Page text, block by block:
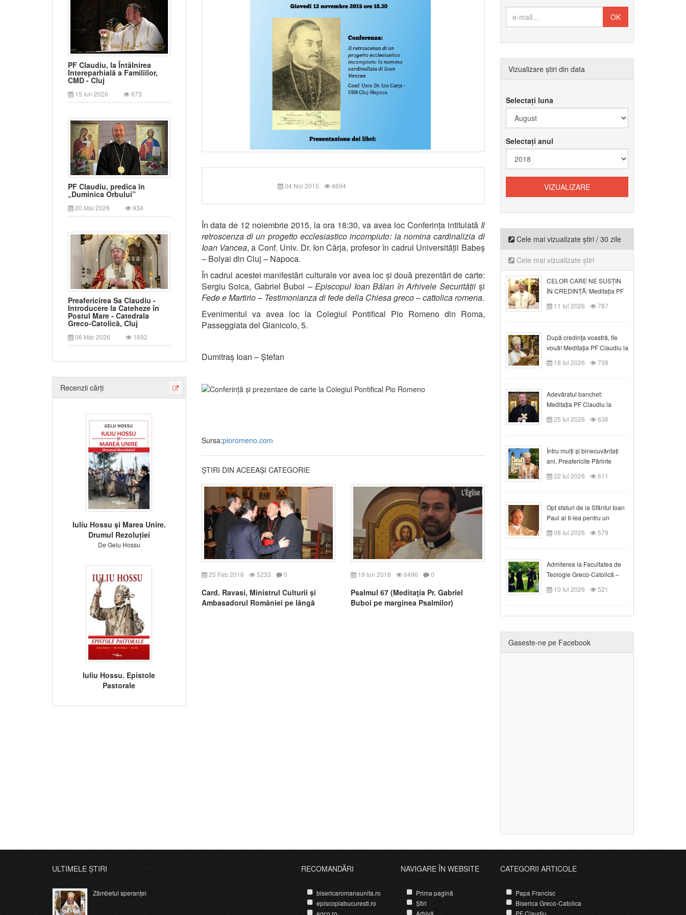
PF Claudiu, la Întâlnirea
Intereparhială a Familiilor,
CMD - Cluj
15 Iun 2026 673
PF Claudiu, predica în
„Duminica Orbului”
20 Mai 2026 934
Preafericirea Sa Claudiu -
Introducere la Cateheze în
Postul Mare - Catedrala
Greco-Catolică, Cluj
06 Mar 2026 1692
Recenzii cărți
Iuliu Hossu și Marea Unire.
Drumul Rezoluției
De Gelu Hossu
Iuliu Hossu. Epistole
Pastorale
04 Noi 2015 4694
În data de 12 noiembrie 2015, la ora 18:30, va avea loc Conferința intitulată Il
retroscenza di un progetto ecclesiastico incompiuto: la nomina cardinalizia di
Ioan Vancea, a Conf. Univ. Dr. Ion Cârja, profesor în cadrul Universității Babeș
– Bolyai din Cluj – Napoca.
În cadrul acestei manifestări culturale vor avea loc și două prezentări de carte:
Sergiu Soica, Gabriel Buboi –Episcopul Ioan Bălan în Arhivele Securitățiiși
Fede e Martirio – Testimonianza di fede della Chiesa greco – cattolica romena.
Evenimentul va avea loc la Colegiul Pontifical Pio Romeno din Roma,
Passeggiata del Gianicolo, 5.
Dumitraș Ioan – Ștefan
Sursa:pioromeno.com
ȘTIRI DIN ACEEAȘI CATEGORIE
25 Feb 2016 5233 0
Card. Ravasi, Ministrul Culturii și
Ambasadorul României pe lângă
19 Iun 2016 6496 0
Psalmul 67 (Meditaţia Pr. Gabriel
Buboi pe marginea Psalmilor)
Vizualizare știri din data
Selectați luna
Selectați anul
Cele mai vizualizate știri / 30 zile
Cele mai vizualizate știri
CELOR CARE NE SUSȚIN
ÎN CREDINȚĂ: Meditația PF
Claudiu la Duminica a VI-a
după Rusalii
11 Iul 2026 787
După credinţa voastră, fie
vouă! Meditația PF Claudiu la
duminica a VII-a după Rusalii
18 Iul 2026 738
Adevăratul banchet:
Meditația PF Claudiu la
Duminica a VIII-a după
Rusalii
25 Iul 2026 636
Întru mulți și binecuvântați
ani, Preafericite Părinte
Claudiu!
22 Iul 2026 611
Opt sfaturi de la Sfântul Ioan
Paul al II-lea pentru un
creștin
08 Iul 2026 579
Admiterea la Facultatea de
Teologie Greco-Catolică –
Departamentul Blaj în anul
universitar 2026/2027
10 Iul 2026 521
Gaseste-ne pe Facebook
ULTIMELE ȘTIRI
Zâmbetul speranței
RECOMANDĂRI
bisericaromanaunita.ro
episcopiabucuresti.ro
egco.ro
NAVIGARE ÎN WEBSITE
Prima pagină
Știri
Arhivă
CATEGORII ARTICOLE
Papa Francisc
Biserica Greco-Catolica
PF Claudiu